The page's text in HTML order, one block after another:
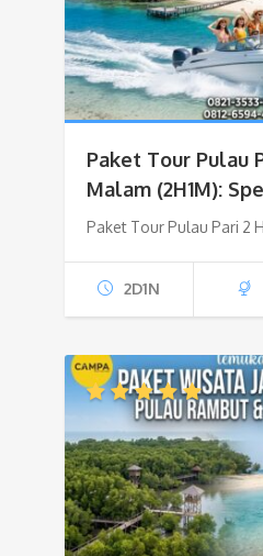
Paket Tour Pulau
Malam (2H1M):
Paket Tour Pulau Pari 2
2D1N